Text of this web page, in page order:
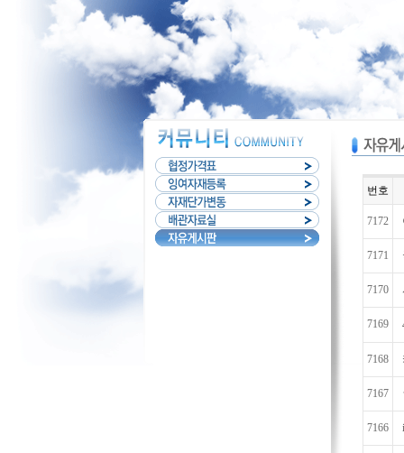
번호
7172
7171
7170
7169
7168
7167
7166